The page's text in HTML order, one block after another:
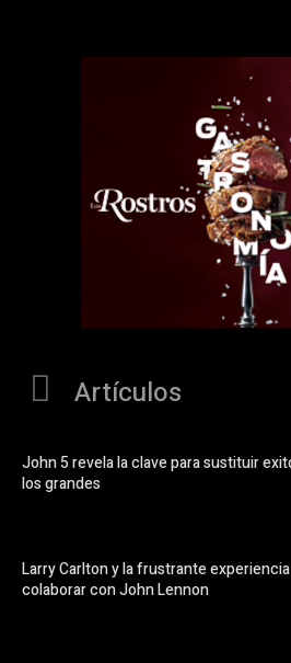
Artículos
John 5 revela la clave para sustituir
los grandes
Larry Carlton y la frustrante
colaborar con John Lennon